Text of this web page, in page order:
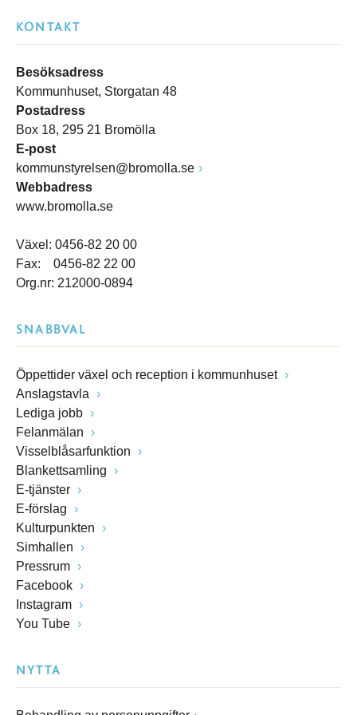
KONTAKT
Besöksadress
Kommunhuset, Storgatan 48
Postadress
Box 18, 295 21 Bromölla
E-post
kommunstyrelsen@bromolla.se
Webbadress
www.bromolla.se
Växel: 0456-82 20 00
Fax: 0456-82 22 00
Org.nr: 212000-0894
SNABBVAL
Öppettider växel och reception i kommunhuset
Anslagstavla
Lediga jobb
Felanmälan
Visselblåsarfunktion
Blankettsamling
E-tjänster
E-förslag
Kulturpunkten
Simhallen
Pressrum
Facebook
Instagram
You Tube
NYTTA